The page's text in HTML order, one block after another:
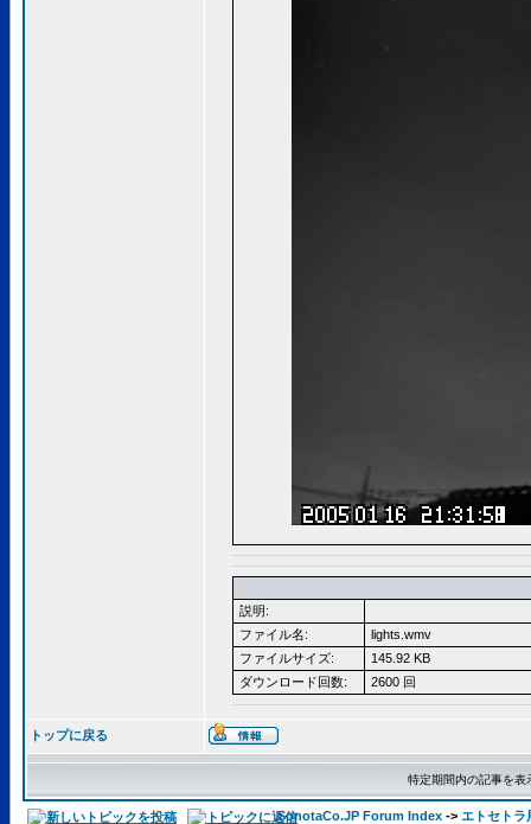
説明:
ファイル名:
lights.wmv
ファイルサイズ:
145.92 KB
ダウンロード回数:
2600 回
トップに戻る
特定期間内の記事を
SonotaCo.JP Forum Index -> エトセトラ